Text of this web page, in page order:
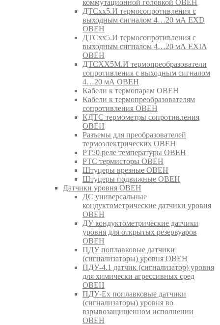
коммутационной головкой ОВЕН
ДТСхх5.И термосопротивления с
выходным сигналом 4…20 мА EXD
ОВЕН
ДТСхх5.И термосопротивления с
выходным сигналом 4…20 мА EXIA
ОВЕН
ДТСХХ5М.И термопреобразователи
сопротивления с выходным сигналом
4…20 мА ОВЕН
Кабели к термопарам ОВЕН
Кабели к термопреобразователям
сопротивления ОВЕН
КДТС термометры сопротивления
ОВЕН
Разъемы для преобразователей
термоэлектрических ОВЕН
РТ50 реле температуры ОВЕН
РТС термисторы ОВЕН
Штуцеры врезные ОВЕН
Штуцеры подвижные ОВЕН
Датчики уровня ОВЕН
ДС универсальные
кондуктометрические датчики уровня
ОВЕН
ДУ кондуктометрические датчики
уровня для открытых резервуаров
ОВЕН
ПДУ поплавковые датчики
(сигнализаторы) уровня ОВЕН
ПДУ-4.1 датчик (сигнализатор) уровня
для химически агрессивных сред
ОВЕН
ПДУ-Ex поплавковые датчики
(сигнализаторы) уровня во
взрывозащищенном исполнении
ОВЕН